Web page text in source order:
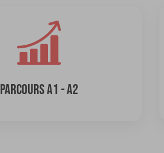
PARCOURS A1 - A2